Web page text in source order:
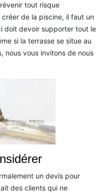
tout risque
de la piscine, il faut un
doit devoir supporter tout le
si la terrasse se situe au
nous vous invitons de nous
un devis pour
des clients qui ne